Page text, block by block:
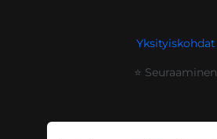
Yksityiskohdat
⭐ Seuraaminen